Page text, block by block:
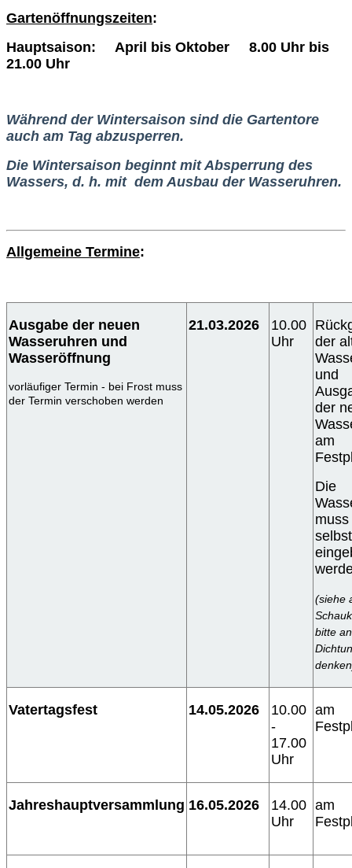
Gartenöffnungszeiten:
Hauptsaison: April bis Oktober 8.00 Uhr bis
21.00 Uhr
Während der Wintersaison sind die Gartentore
auch am Tag abzusperren.
Die Wintersaison beginnt mit Absperrung des
Wassers, d. h. mit dem Ausbau der Wasseruhren.
Allgemeine Termine:
Ausgabe der neuen
Wasseruhren und
Wasseröffnung
vorläufiger Termin - bei Frost muss
der Termin verschoben werden
21.03.2026
10.00
Uhr
der
und
der
am
Die
muss
selbst
(siehe
bitte an
Vatertagsfest 14.05.2026
10.00
-
17.00
Uhr
am
Jahreshauptversammlung 16.05.2026
14.00
Uhr
am